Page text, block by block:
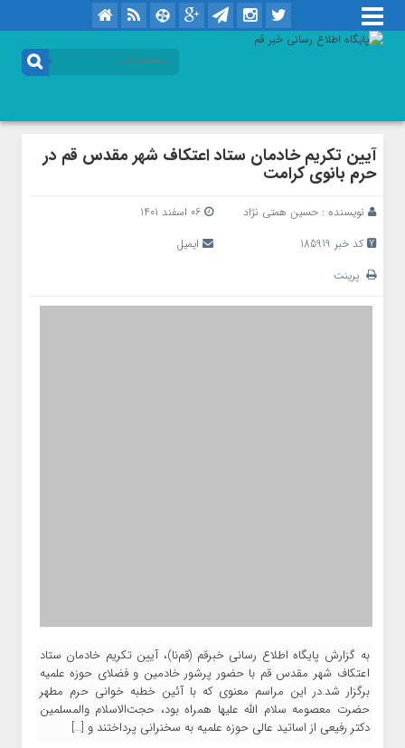
آیین تکریم خادمان ستاد اعتکاف شهر مقدس قم در
حرم بانوی کرامت
نویسنده : حسین همتی نژاد
۰۶ اسفند ۱۴۰۱
کد خبر 185919
ایمیل
پرینت
به گزارش پایگاه اطلاع رسانی خبرقم (قم‌نا)، آیین تکریم خادمان ستاد
اعتکاف شهر مقدس قم با حضور پرشور خادمین و فضلای حوزه علمیه
برگزار شد.در این مراسم معنوی که با آئین خطبه خوانی حرم مطهر
حضرت معصومه سلام الله علیها همراه بود، حجت‌الاسلام والمسلمین
دکتر رفیعی از اساتید عالی حوزه علمیه به سخنرانی پرداختند و […]